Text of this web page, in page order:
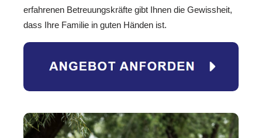
erfahrenen Betreuungskräfte gibt Ihnen die Gewissheit,
dass Ihre Familie in guten Händen ist.